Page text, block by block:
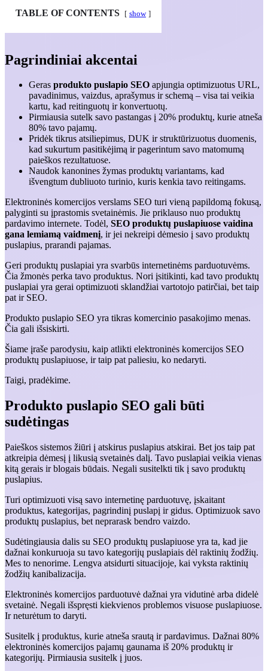
TABLE OF CONTENTS show
Pagrindiniai akcentai
Geras produkto puslapio SEO apjungia optimizuotus URL,
pavadinimus, vaizdus, aprašymus ir schemą – visa tai veikia
kartu, kad reitinguotų ir konvertuotų.
Pirmiausia sutelk savo pastangas į 20% produktų, kurie atneša
80% tavo pajamų.
Pridėk tikrus atsiliepimus, DUK ir struktūrizuotus duomenis,
kad sukurtum pasitikėjimą ir pagerintum savo matomumą
paieškos rezultatuose.
Naudok kanonines žymas produktų variantams, kad
išvengtum dubliuoto turinio, kuris kenkia tavo reitingams.
Elektroninės komercijos verslams SEO turi vieną papildomą fokusą,
palyginti su įprastomis svetainėmis. Jie priklauso nuo produktų
pardavimo internete. Todėl, SEO produktų puslapiuose vaidina
gana lemiamą vaidmenį, ir jei nekreipi dėmesio į savo produktų
puslapius, prarandi pajamas.
Geri produktų puslapiai yra svarbūs internetinėms parduotuvėms.
Čia žmonės perka tavo produktus. Nori įsitikinti, kad tavo produktų
puslapiai yra gerai optimizuoti sklandžiai vartotojo patirčiai, bet taip
pat ir SEO.
Produkto puslapio SEO yra tikras komercinio pasakojimo menas.
Čia gali išsiskirti.
Šiame įraše parodysiu, kaip atlikti elektroninės komercijos SEO
produktų puslapiuose, ir taip pat paliesiu, ko nedaryti.
Taigi, pradėkime.
Produkto puslapio SEO gali būti
sudėtingas
Paieškos sistemos žiūri į atskirus puslapius atskirai. Bet jos taip pat
atkreipia dėmesį į likusią svetainės dalį. Tavo puslapiai veikia vienas
kitą gerais ir blogais būdais. Negali susitelkti tik į savo produktų
puslapius.
Turi optimizuoti visą savo internetinę parduotuvę, įskaitant
produktus, kategorijas, pagrindinį puslapį ir gidus. Optimizuok savo
produktų puslapius, bet neprarask bendro vaizdo.
Sudėtingiausia dalis su SEO produktų puslapiuose yra ta, kad jie
dažnai konkuruoja su tavo kategorijų puslapiais dėl raktinių žodžių.
Mes to nenorime. Lengva atsidurti situacijoje, kai vyksta raktinių
žodžių kanibalizacija.
Elektroninės komercijos parduotuvė dažnai yra vidutinė arba didelė
svetainė. Negali išspręsti kiekvienos problemos visuose puslapiuose.
Ir neturėtum to daryti.
Susitelk į produktus, kurie atneša srautą ir pardavimus. Dažnai 80%
elektroninės komercijos pajamų gaunama iš 20% produktų ir
kategorijų. Pirmiausia susitelk į juos.